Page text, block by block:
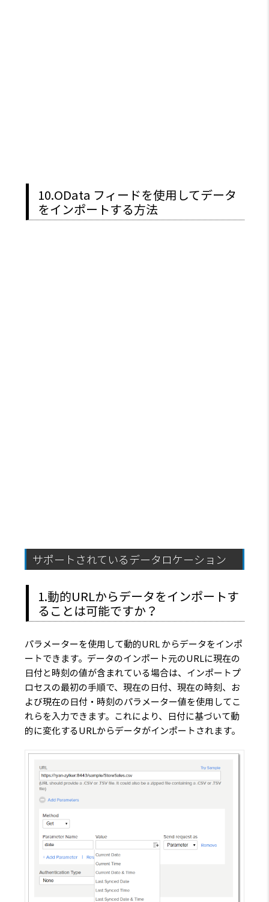
10.OData フィードを使用してデータ
をインポートする方法
サポートされているデータロケーション
1.動的URLからデータをインポートす
ることは可能ですか？
パラメーターを使用して動的URL からデータをインポ
ートできます。データのインポート元のURLに現在の
日付と時刻の値が含まれている場合は、インポートプ
ロセスの最初の手順で、現在の日付、現在の時刻、お
よび現在の日付・時刻のパラメーター値を使用してこ
れらを入力できます。これにより、日付に基づいて動
的に変化するURLからデータがインポートされます。